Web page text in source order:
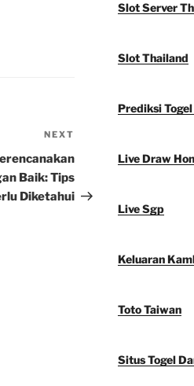
Post
NEXT
Baik: Tips
Diketahui
Slot Server
Slot Thailand
Prediksi
Live Draw
Live Sgp
Keluaran
Toto Taiwan
Situs Togel